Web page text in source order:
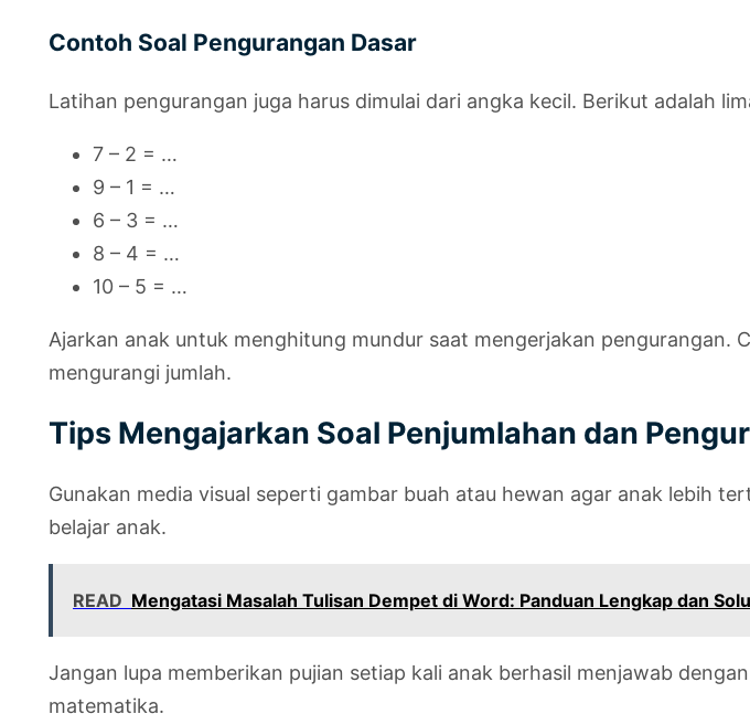
Contoh Soal Pengurangan Dasar
Latihan pengurangan juga harus dimulai dari angka kecil. Berikut adalah
7 – 2 = …
9 – 1 = …
6 – 3 = …
8 – 4 = …
10 – 5 = …
Ajarkan anak untuk menghitung mundur saat mengerjakan pengurangan.
mengurangi jumlah.
Tips Mengajarkan Soal Penjumlahan dan
Gunakan media visual seperti gambar buah atau hewan agar anak lebih
belajar anak.
READ Mengatasi Masalah Tulisan Dempet di Word: Panduan Lengkap dan
Jangan lupa memberikan pujian setiap kali anak berhasil menjawab
matematika.